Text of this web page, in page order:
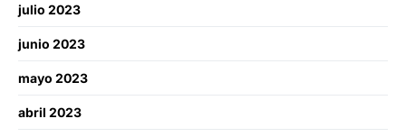
julio 2023
junio 2023
mayo 2023
abril 2023